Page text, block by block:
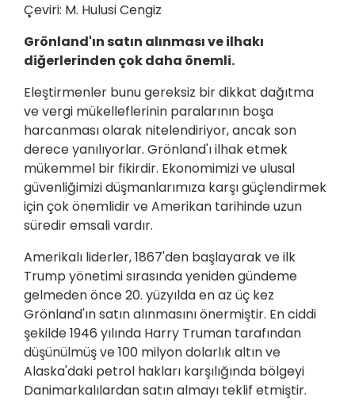
Çeviri: M. Hulusi Cengiz
Grönland'ın satın alınması ve ilhakı
diğerlerinden çok daha önemli.
Eleştirmenler bunu gereksiz bir dikkat dağıtma
ve vergi mükelleflerinin paralarının boşa
harcanması olarak nitelendiriyor, ancak son
derece yanılıyorlar. Grönland'ı ilhak etmek
mükemmel bir fikirdir. Ekonomimizi ve ulusal
güvenliğimizi düşmanlarımıza karşı güçlendirmek
için çok önemlidir ve Amerikan tarihinde uzun
süredir emsali vardır.
Amerikalı liderler, 1867'den başlayarak ve ilk
Trump yönetimi sırasında yeniden gündeme
gelmeden önce 20. yüzyılda en az üç kez
Grönland'ın satın alınmasını önermiştir. En ciddi
şekilde 1946 yılında Harry Truman tarafından
düşünülmüş ve 100 milyon dolarlık altın ve
Alaska'daki petrol hakları karşılığında bölgeyi
Danimarkalılardan satın almayı teklif etmiştir.